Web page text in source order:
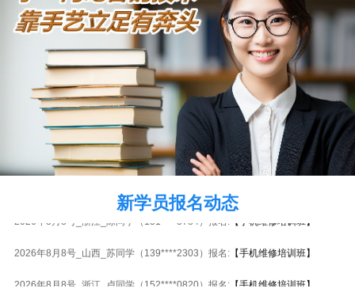
新学员报名动态
2026年8月8号_广西_王同学（183****5300）报名: 【手机维修培训班】
2026年8月8号_山西_苏同学（139****2303）报名: 【手机维修培训班】
2026年8月8号_浙江_卢同学（152****0820）报名: 【手机维修培训班】